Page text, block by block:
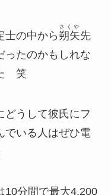
士の中から 朔矢
さくや
先
ったのかもしれな
笑
どうして彼氏にフ
でいる人はぜひ電
10分間で最大4,200